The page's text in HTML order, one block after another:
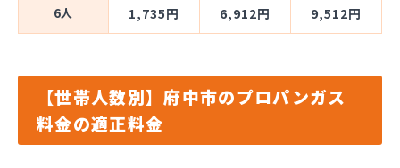
6人 1,735円 6,912円 9,512円
【世帯人数別】府中市のプロパンガス
料金の適正料金